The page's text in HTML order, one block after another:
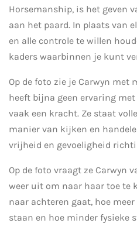
Horsemanship, is het geven
aan het paard. In plaats van
en alle controle te willen
kaders waarbinnen je kunt
Op de foto zie je Carwyn met
heeft bijna geen ervaring
vaak een kracht. Ze staat
manier van kijken en
vrijheid en gevoeligheid
Op de foto vraagt ze Carwyn
weer uit om naar haar toe te
naar achteren gaat, hoe
staan en hoe minder fysieke